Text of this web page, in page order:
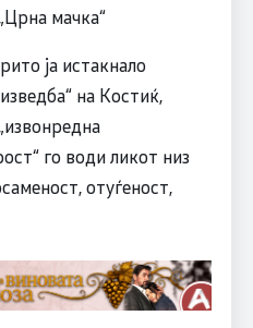
мачка“
ја истакнало
на Костиќ,
го води ликот низ
отуѓеност,